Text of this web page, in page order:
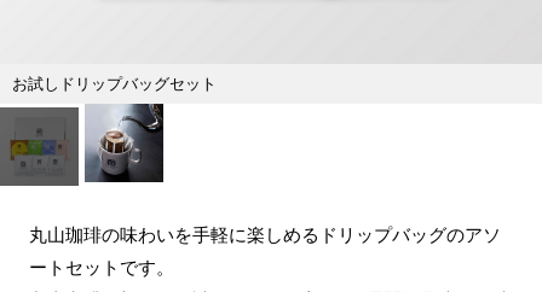
お試しドリップバッグセット
丸山珈琲の味わいを手軽に楽しめるドリップバッグのアソ
ートセットです。